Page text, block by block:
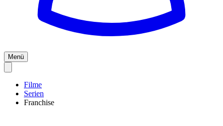
Menü
Filme
Serien
Franchise